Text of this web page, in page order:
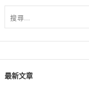
最新文章